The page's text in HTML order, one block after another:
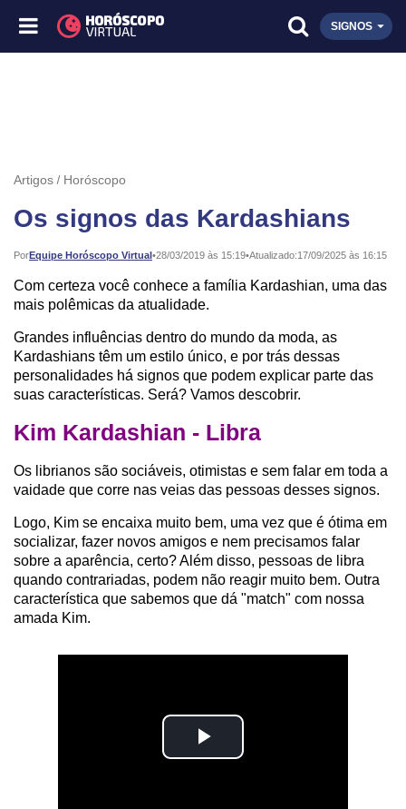
SIGNOS
Artigos Horóscopo
Os signos das Kardashians
PorEquipe Horóscopo Virtual•
Publicado: 28/03/2019 às 15:19•Atualizado:17/09/2025 às 16:15
Com certeza você conhece a família Kardashian, uma das
mais polêmicas da atualidade.
Grandes influências dentro do mundo da moda, as
Kardashians têm um estilo único, e por trás dessas
personalidades há signos que podem explicar parte das
suas características. Será? Vamos descobrir.
Kim Kardashian - Libra
Os librianos são sociáveis, otimistas e sem falar em toda a
vaidade que corre nas veias das pessoas desses signos.
Logo, Kim se encaixa muito bem, uma vez que é ótima em
socializar, fazer novos amigos e nem precisamos falar
sobre a aparência, certo? Além disso, pessoas de libra
quando contrariadas, podem não reagir muito bem. Outra
característica que sabemos que dá "match" com nossa
amada Kim.